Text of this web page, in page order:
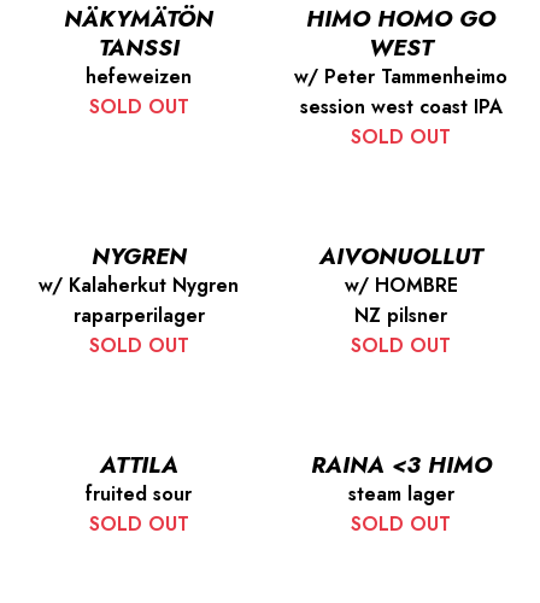
NÄKYMÄTÖN
TANSSI
hefeweizen
SOLD OUT
HIMO HOMO GO
WEST
w/ Peter Tammenheimo
session west coast IPA
SOLD OUT
NYGREN
w/ Kalaherkut Nygren
raparperilager
SOLD OUT
AIVONUOLLUT
w/ HOMBRE
NZ pilsner
SOLD OUT
ATTILA
fruited sour
SOLD OUT
RAINA <3 HIMO
steam lager
SOLD OUT